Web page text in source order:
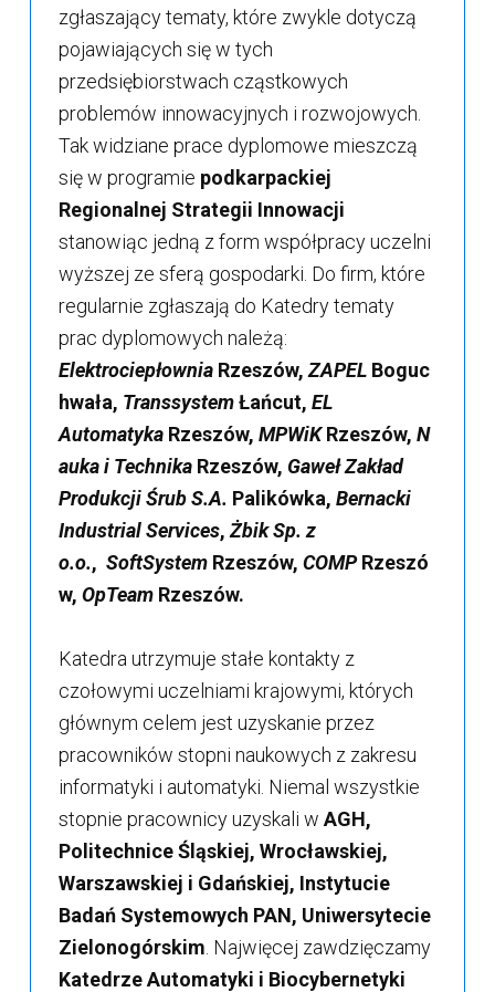
zgłaszający tematy, które zwykle dotyczą
pojawiających się w tych
przedsiębiorstwach cząstkowych
problemów innowacyjnych i rozwojowych.
Tak widziane prace dyplomowe mieszczą
się w programie podkarpackiej
Regionalnej Strategii Innowacji
stanowiąc jedną z form współpracy uczelni
wyższej ze sferą gospodarki. Do firm, które
regularnie zgłaszają do Katedry tematy
prac dyplomowych należą:
ElektrociepłowniaRzeszów, ZAPELBoguc
hwała, TranssystemŁańcut, EL
AutomatykaRzeszów, MPWiKRzeszów, N
auka i TechnikaRzeszów, Gaweł Zakład
Produkcji Śrub S.A. Palikówka, Bernacki
Industrial Services, Żbik Sp. z
o.o., SoftSystemRzeszów, COMPRzeszó
w, OpTeamRzeszów.
Katedra utrzymuje stałe kontakty z
czołowymi uczelniami krajowymi, których
głównym celem jest uzyskanie przez
pracowników stopni naukowych z zakresu
informatyki i automatyki. Niemal wszystkie
stopnie pracownicy uzyskali w AGH,
Politechnice Śląskiej, Wrocławskiej,
Warszawskiej i Gdańskiej, Instytucie
Badań Systemowych PAN, Uniwersytecie
Zielonogórskim . Najwięcej zawdzięczamy
Katedrze Automatyki i Biocybernetyki